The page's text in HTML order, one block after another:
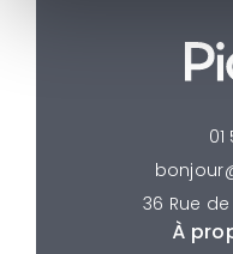
36 Rue de
À